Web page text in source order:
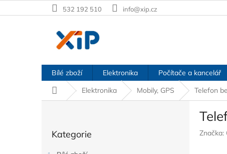
na
532 192 510 info@xip.cz
Bílé zboží Elektronika Počítače a kancelář
Domů
Elektronika Mobily, GPS Telefon
kategorie
Kategorie
Značka: